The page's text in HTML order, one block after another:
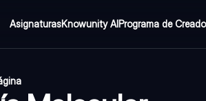
AsignaturasKnowunity AIPrograma de